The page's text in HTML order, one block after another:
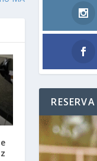
RESERVA